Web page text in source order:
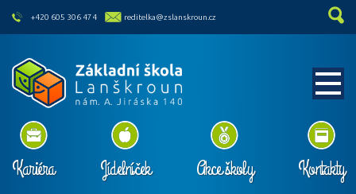
skip to main content
+420 605 306 474 reditelka@zslanskroun.cz
Kariéra Jídelníček Akce školy Kontakty